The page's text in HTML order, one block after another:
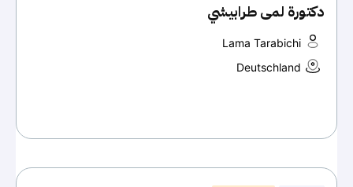
دكتورة لمى طرابيشي
Lama Tarabichi
Deutschland